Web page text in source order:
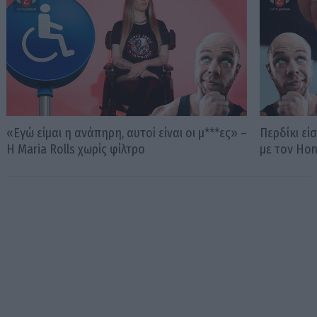
«Εγώ είμαι η ανάπηρη, αυτοί είναι οι μ***ες» –
Η Maria Rolls χωρίς φίλτρο
Περδίκι
με τον